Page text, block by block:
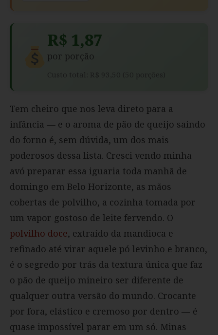
R$ 1,87
por porção
Custo total: R$ 93,50 (50 porções)
Tem cheiro que nos leva direto para a
infância — e o aroma de pão de queijo saindo
do forno é, sem dúvida, um dos mais
poderosos dessa lista. Cresci vendo minha
avó preparar essa iguaria toda manhã de
domingo em Belo Horizonte, as mãos
cobertas de polvilho, a cozinha tomada por
um vapor gostoso de leite fervendo. O
polvilho doce, extraído da mandioca e
refinado até virar aquele pó levinho e branco,
é o segredo por trás da textura única que faz
o pão de queijo mineiro ser diferente de
qualquer outra versão do mundo. Crocante
por fora, elástico e cremoso por dentro — é
quase impossível parar em um só. Minas